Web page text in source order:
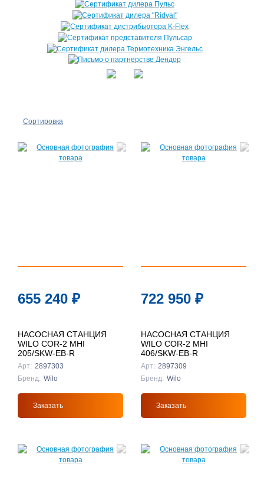
Сортировка
↑
↓
655 240 ₽
НАСОСНАЯ СТАНЦИЯ
WILO COR-2 MHI
205/SKW-EB-R
Арт: 2897303
Бренд: Wilo
Заказать
722 950 ₽
НАСОСНАЯ СТАНЦИЯ
WILO COR-2 MHI
406/SKW-EB-R
Арт: 2897309
Бренд: Wilo
Заказать